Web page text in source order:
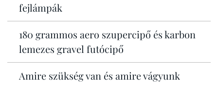
fejlámpák
180 grammos aero szupercipő és karbon
lemezes gravel futócipő
Amire szükség van és amire vágyunk